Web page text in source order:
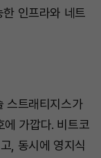
인프라와 네트
스트래티지스가
에 가깝다. 비트코
, 동시에 영지식